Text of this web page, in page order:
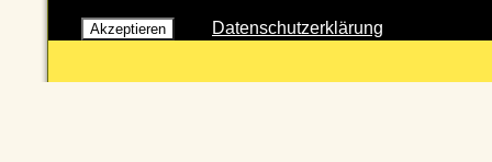
Akzeptieren Datenschutzerklärung